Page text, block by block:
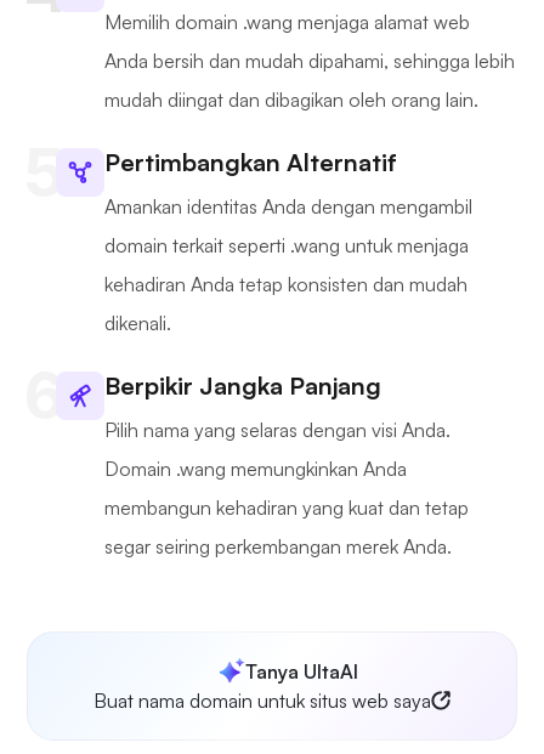
Memilih domain .wang menjaga alamat web
Anda bersih dan mudah dipahami, sehingga lebih
mudah diingat dan dibagikan oleh orang lain.
Pertimbangkan Alternatif
Amankan identitas Anda dengan mengambil
domain terkait seperti .wang untuk menjaga
kehadiran Anda tetap konsisten dan mudah
dikenali.
Berpikir Jangka Panjang
Pilih nama yang selaras dengan visi Anda.
Domain .wang memungkinkan Anda
membangun kehadiran yang kuat dan tetap
segar seiring perkembangan merek Anda.
Tanya UltaAI
Buat nama domain untuk situs web saya